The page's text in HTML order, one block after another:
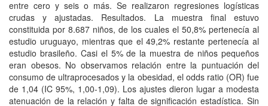
entre cero y seis o más. Se realizaron regresiones logísticas
crudas y ajustadas. Resultados. La muestra final estuvo
constituida por 8.687 niños, de los cuales el 50,8% pertenecía al
estudio uruguayo, mientras que el 49,2% restante pertenecía al
estudio brasileño. Casi el 5% de la muestra de niños pequeños
eran obesos. No observamos relación entre la puntuación del
consumo de ultraprocesados y la obesidad, el odds ratio (OR) fue
de 1,04 (IC 95%, 1,00-1,09). Los ajustes dieron lugar a modesta
atenuación de la relación y falta de significación estadística. Sin